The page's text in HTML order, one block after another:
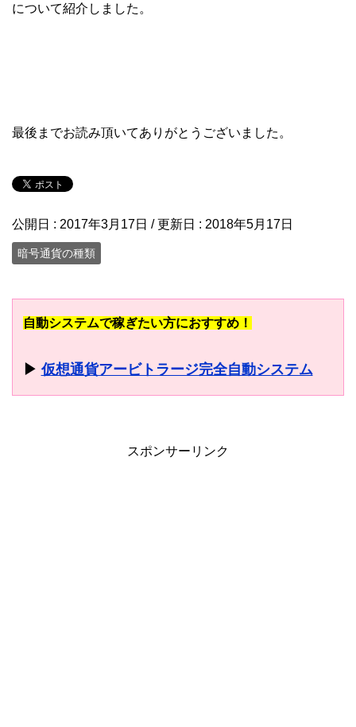
について紹介しました。
最後までお読み頂いてありがとうございました。
公開日 : 2017年3月17日 / 更新日 : 2018年5月17日
暗号通貨の種類
自動システムで稼ぎたい方におすすめ！
▶仮想通貨アービトラージ完全自動システム
スポンサーリンク